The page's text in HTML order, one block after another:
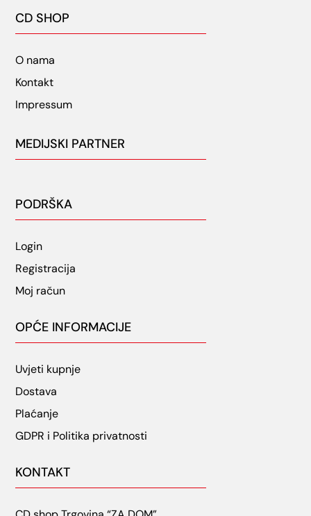
CD SHOP
O nama
Kontakt
Impressum
MEDIJSKI PARTNER
PODRŠKA
Login
Registracija
Moj račun
OPĆE INFORMACIJE
Uvjeti kupnje
Dostava
Plaćanje
GDPR i Politika privatnosti
KONTAKT